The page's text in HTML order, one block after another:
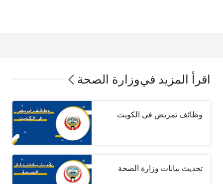
اقرأ المزيد فيوزارة الصحة
وظائف تمريض في الكويت
تحديث بيانات وزارة الصحة